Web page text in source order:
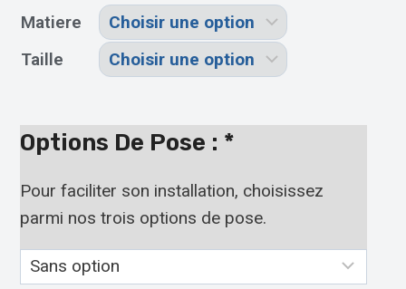
Matiere
Taille
Options De Pose : *
Pour faciliter son installation, choisissez
parmi nos trois options de pose.